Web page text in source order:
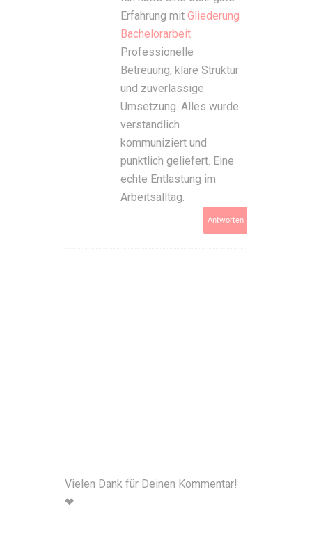
Erfahrung mit Gliederung
Bachelorarbeit.
Professionelle
Betreuung, klare Struktur
und zuverlassige
Umsetzung. Alles wurde
verstandlich
kommuniziert und
punktlich geliefert. Eine
echte Entlastung im
Arbeitsalltag.
Antworten
Vielen Dank für Deinen Kommentar!
❤